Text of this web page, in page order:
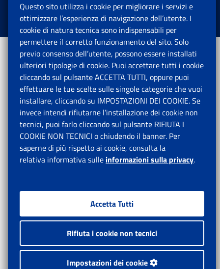
Istituto Nazionale Previdenza Sociale.
Tutti i diritti riservati.
Questo sito utilizza i cookie per migliorare i servizi e
ottimizzare l’esperienza di navigazione dell’utente. I
cookie di natura tecnica sono indispensabili per
permettere il corretto funzionamento del sito. Solo
previo consenso dell’utente, possono essere installati
ulteriori tipologie di cookie. Puoi accettare tutti i cookie
cliccando sul pulsante ACCETTA TUTTI, oppure puoi
effettuare le tue scelte sulle singole categorie che vuoi
installare, cliccando su IMPOSTAZIONI DEI COOKIE. Se
invece intendi rifiutarne l’installazione dei cookie non
tecnici, puoi farlo cliccando sul pulsante RIFIUTA I
COOKIE NON TECNICI o chiudendo il banner. Per
saperne di più rispetto ai cookie, consulta la
relativa informativa sulle informazioni sulla privacy.
Accetta Tutti
Rifiuta i cookie non tecnici
Impostazioni dei cookie